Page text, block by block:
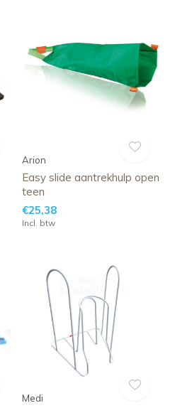
Arion
Easy slide aantrekhulp open
teen
€25,38
Incl. btw
Medi